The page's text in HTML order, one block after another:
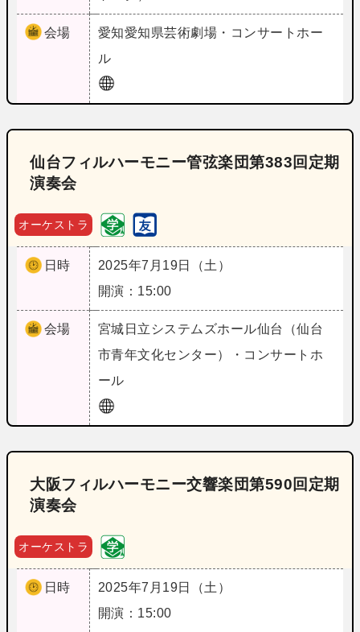
会場 愛知愛知県芸術劇場・コンサートホー
ル
仙台フィルハーモニー管弦楽団第383回定期
演奏会
オーケストラ
日時
2025年7月19日（土）
開演：15:00
会場 宮城 日立システムズホール仙台（仙台
市青年文化センター）・コンサートホ
ール
大阪フィルハーモニー交響楽団第590回定期
演奏会
オーケストラ
日時
2025年7月19日（土）
開演：15:00